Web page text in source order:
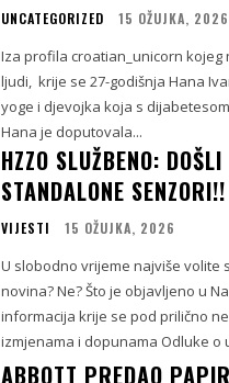
UNCATEGORIZED 15 OŽUJKA, 2026
Iza profila croatian_unicorn kojeg
ljudi, krije se 27-godišnja Hana
yoge i djevojka koja s
Hana je doputovala...
HZZO SLUŽBENO:
STANDALONE SENZORI!!
VIJESTI 15 OŽUJKA, 2026
U slobodno vrijeme najviše volite
novina? Ne? Što je objavljeno u
informacija krije se pod prilično
izmjenama i dopunama Odluke o
ABBOTT PREDAO